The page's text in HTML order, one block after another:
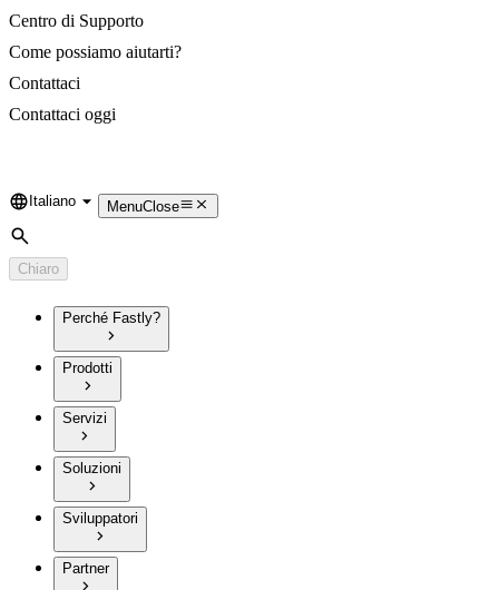
Centro di Supporto
Come possiamo aiutarti?
Contattaci
Contattaci oggi
Language
Italiano MenuClose
Cerca
Chiaro
Perché Fastly?
Prodotti
Servizi
Soluzioni
Sviluppatori
Partner